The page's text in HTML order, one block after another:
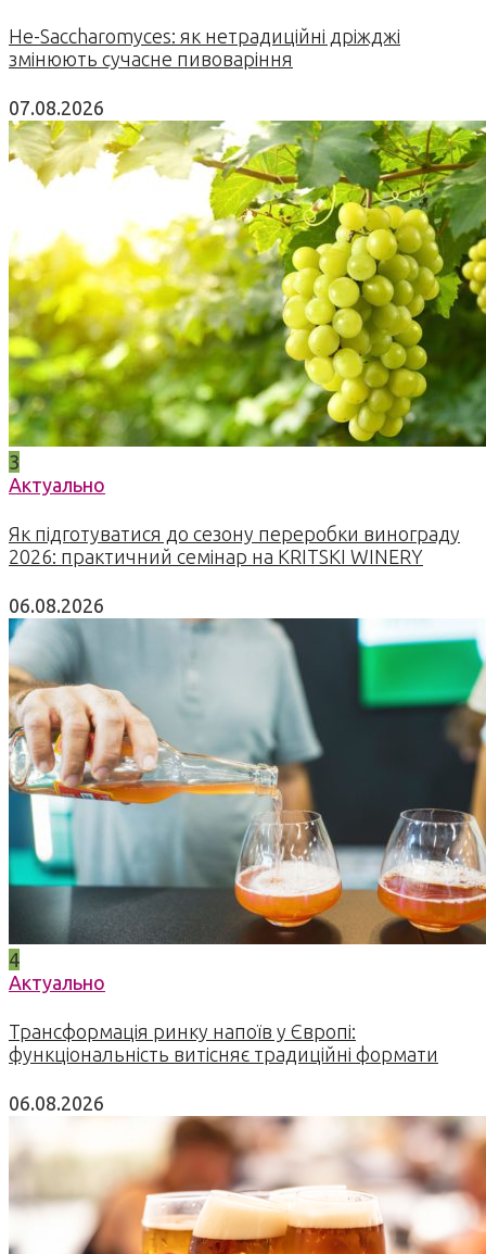
Не-Saccharomyces: як нетрадиційні дріжджі
змінюють сучасне пивоваріння
07.08.2026
3
Актуально
Як підготуватися до сезону переробки винограду
2026: практичний семінар на KRITSKI WINERY
06.08.2026
4
Актуально
Трансформація ринку напоїв у Європі:
функціональність витісняє традиційні формати
06.08.2026